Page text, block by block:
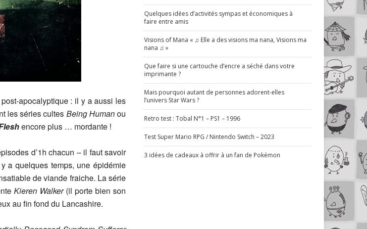
apocalyptique : il y a aussi les
les séries cultes Being Humanou
encore plus … mordante !
d’1h chacun – il faut savoir
a quelques temps, une épidémie
de viande fraiche. La série
Kieren Walker(il porte bien son
au fin fond du Lancashire.
Quelques idées d’activités sympas et économiques à
faire entre amis
Visions of Mana « ♫ Elle a des visions ma nana, Visions ma
nana ♫ »
Que faire si une cartouche d’encre a séché dans votre
imprimante ?
Mais pourquoi autant de personnes adorent-elles
l’univers Star Wars ?
Retro test : Tobal N°1 – PS1 – 1996
Test Super Mario RPG / Nintendo Switch – 2023
3 idées de cadeaux à offrir à un fan de Pokémon